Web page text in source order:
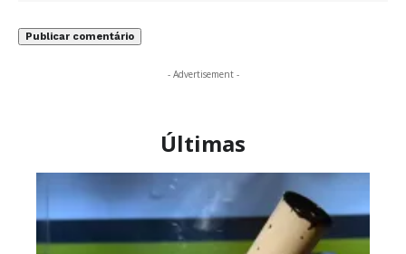
- Advertisement -
Últimas